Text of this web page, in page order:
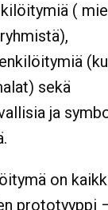
(
sekä
ja
on
prototyyppi